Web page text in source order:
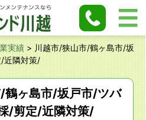
実績 > 川越市/狭山市/鶴ヶ島市/坂
近隣対策/
鶴ヶ島市/坂戸市/ツバ
/剪定/近隣対策/